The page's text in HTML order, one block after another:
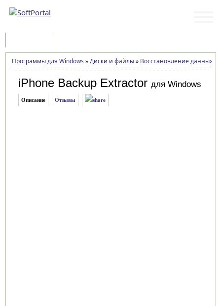
Программы для Windows »Диски и файлы» Восстановление данных
iPhone Backup Extractor для Windows
Описание Отзывы